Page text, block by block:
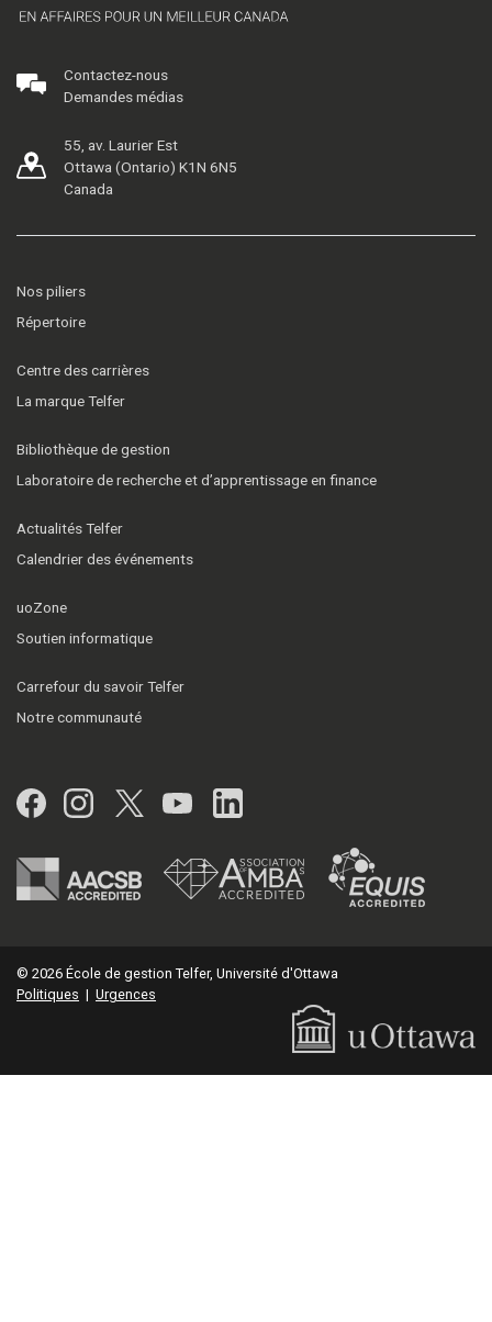
Contactez-nous
Demandes médias
55, av. Laurier Est
Ottawa (Ontario) K1N 6N5
Canada
Nos piliers
Répertoire
Centre des carrières
La marque Telfer
Bibliothèque de gestion
Laboratoire de recherche et d’apprentissage en finance
Actualités Telfer
Calendrier des événements
uoZone
Soutien informatique
Carrefour du savoir Telfer
Notre communauté
Facebook
Instagram
Twitter
YouTubeLinkedIn
© 2026 École de gestion Telfer, Université d'Ottawa
Politiques | Urgences